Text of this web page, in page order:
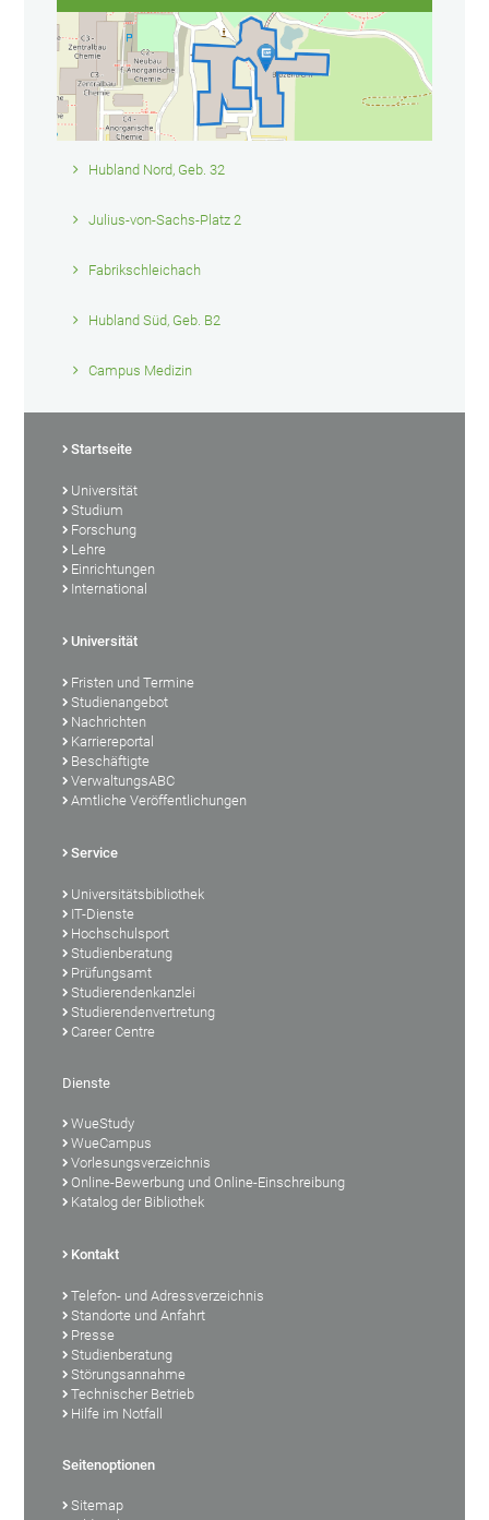
Hubland Nord, Geb. 32
Julius-von-Sachs-Platz 2
Fabrikschleichach
Hubland Süd, Geb. B2
Campus Medizin
Startseite
Universität
Studium
Forschung
Lehre
Einrichtungen
International
Universität
Fristen und Termine
Studienangebot
Nachrichten
Karriereportal
Beschäftigte
VerwaltungsABC
Amtliche Veröffentlichungen
Service
Universitätsbibliothek
IT-Dienste
Hochschulsport
Studienberatung
Prüfungsamt
Studierendenkanzlei
Studierendenvertretung
Career Centre
Dienste
WueStudy
WueCampus
Vorlesungsverzeichnis
Online-Bewerbung und Online-Einschreibung
Katalog der Bibliothek
Kontakt
Telefon- und Adressverzeichnis
Standorte und Anfahrt
Presse
Studienberatung
Störungsannahme
Technischer Betrieb
Hilfe im Notfall
Seitenoptionen
Sitemap